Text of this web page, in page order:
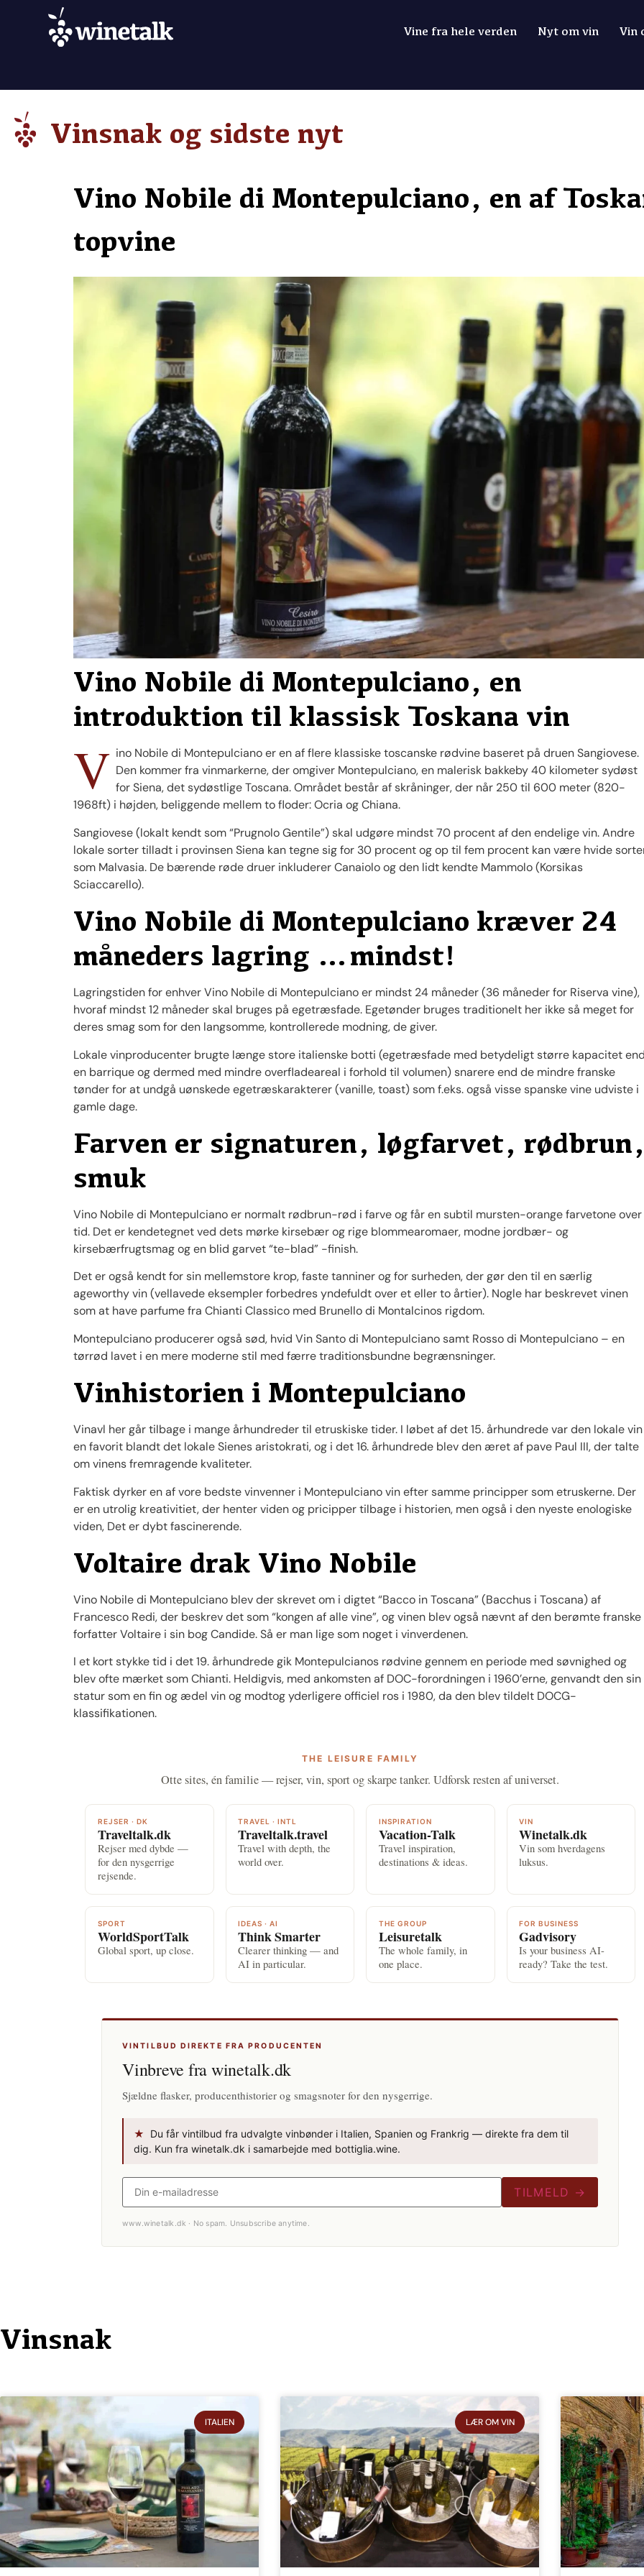
Vine fra hele verden Nyt om vin Vin
Vinsnak og sidste nyt
Vino Nobile di Montepulciano, en af
topvine
Vino Nobile di Montepulciano, en
introduktion til klassisk Toskana vin
V ino Nobile di Montepulciano er en af ​​flere klassiske toscanske rødvine baseret på druen Sangiovese.
Den kommer fra vinmarkerne, der omgiver Montepulciano, en malerisk bakkeby 40 kilometer sydøst
for Siena, det sydøstlige Toscana. Området består af skråninger, der når 250 til 600 meter (820-
1968ft) i højden, beliggende mellem to floder: Ocria og Chiana.
Sangiovese (lokalt kendt som “Prugnolo Gentile”) skal udgøre mindst 70 procent af den endelige vin. Andre
lokale sorter tilladt i provinsen Siena kan tegne sig for 30 procent og op til fem procent kan være hvide
som Malvasia. De bærende røde druer inkluderer Canaiolo og den lidt kendte Mammolo (Korsikas
Sciaccarello).
Vino Nobile di Montepulciano kræver 24
måneders lagring …mindst!
Lagringstiden for enhver Vino Nobile di Montepulciano er mindst 24 måneder (36 måneder for Riserva vine),
hvoraf mindst 12 måneder skal bruges på egetræsfade. Egetønder bruges traditionelt her ikke så meget for
deres smag som for den langsomme, kontrollerede modning, de giver.
Lokale vinproducenter brugte længe store italienske botti (egetræsfade med betydeligt større kapacitet
en barrique og dermed med mindre overfladeareal i forhold til volumen) snarere end de mindre franske
tønder for at undgå uønskede egetræskarakterer (vanille, toast) som f.eks. også visse spanske vine udviste i
gamle dage.
Farven er signaturen, løgfarvet,
smuk
Vino Nobile di Montepulciano er normalt rødbrun-rød i farve og får en subtil mursten-orange farvetone over
tid. Det er kendetegnet ved dets mørke kirsebær og rige blommearomaer, modne jordbær- og
kirsebærfrugtsmag og en blid garvet “te-blad” -finish.
Det er også kendt for sin mellemstore krop, faste tanniner og for surheden, der gør den til en særlig
ageworthy vin (vellavede eksempler forbedres yndefuldt over et eller to årtier). Nogle har beskrevet vinen
som at have parfume fra Chianti Classico med Brunello di Montalcinos rigdom.
Montepulciano producerer også sød, hvid Vin Santo di Montepulciano samt Rosso di Montepulciano – en
tørrød lavet i en mere moderne stil med færre traditionsbundne begrænsninger.
Vinhistorien i Montepulciano
Vinavl her går tilbage i mange århundreder til etruskiske tider. I løbet af det 15. århundrede var den lokale vin
en favorit blandt det lokale Sienes aristokrati, og i det 16. århundrede blev den æret af pave Paul III, der talte
om vinens fremragende kvaliteter.
Faktisk dyrker en af vore bedste vinvenner i Montepulciano vin efter samme principper som etruskerne. Der
er en utrolig kreativitiet, der henter viden og pricipper tilbage i historien, men også i den nyeste enologiske
viden, Det er dybt fascinerende.
Voltaire drak Vino Nobile
Vino Nobile di Montepulciano blev der skrevet om i digtet “Bacco in Toscana” (Bacchus i Toscana) af
Francesco Redi, der beskrev det som “kongen af ​​alle vine”, og vinen blev også nævnt af den berømte franske
forfatter Voltaire i sin bog Candide. Så er man lige som noget i vinverdenen.
I et kort stykke tid i det 19. århundrede gik Montepulcianos rødvine gennem en periode med søvnighed og
blev ofte mærket som Chianti. Heldigvis, med ankomsten af ​​DOC-forordningen i 1960’erne, genvandt den sin
statur som en fin og ædel vin og modtog yderligere officiel ros i 1980, da den blev tildelt DOCG-
klassifikationen.
THE LEISURE FAMILY
Otte sites, én familie — rejser, vin, sport og skarpe tanker. Udforsk resten af universet.
REJSER · DK
Traveltalk.dk
Rejser med dybde —
for den nysgerrige
rejsende.
TRAVEL · INTL
Traveltalk.travel
Travel with depth, the
world over.
INSPIRATION
Vacation-Talk
Travel inspiration,
destinations & ideas.
VIN
Winetalk.dk
Vin som hverdagens
luksus.
SPORT
WorldSportTalk
Global sport, up close.
IDEAS · AI
Think Smarter
Clearer thinking — and
AI in particular.
THE GROUP
Leisuretalk
The whole family, in
one place.
FOR BUSINESS
Gadvisory
Is your business AI-
ready? Take the test.
VINTILBUD DIREKTE FRA PRODUCENTEN
Vinbreve fra winetalk.dk
Sjældne flasker, producenthistorier og smagsnoter for den nysgerrige.
★
Du får vintilbud fra udvalgte vinbønder i Italien, Spanien og Frankrig — direkte fra dem til
dig. Kun fra winetalk.dk i samarbejde med bottiglia.wine.
TILMELD →
www.winetalk.dk · No spam. Unsubscribe anytime.
Vinsnak
ITALIEN LÆR OM VIN